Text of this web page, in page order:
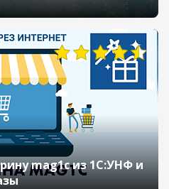
mag1с из 1С:УНФ и